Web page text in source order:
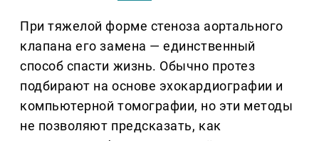
При тяжелой форме стеноза аортального
клапана его замена — единственный
способ спасти жизнь. Обычно протез
подбирают на основе эхокардиографии и
компьютерной томографии, но эти методы
не позволяют предсказать, как